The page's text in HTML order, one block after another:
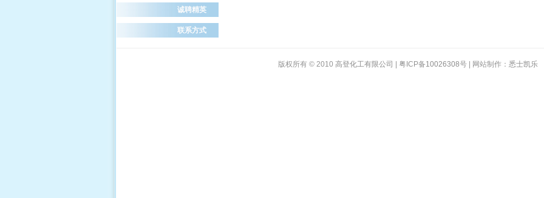
诚聘精英
联系方式
版权所有 © 2010 高登化工有限公司 | 粤ICP备10026308号 | 网站制作： 悉士凯乐